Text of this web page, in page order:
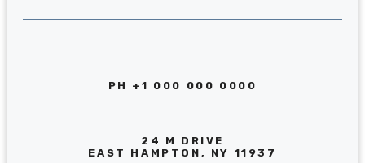
PH +1 000 000 0000
24 M DRIVE
EAST HAMPTON, NY 11937